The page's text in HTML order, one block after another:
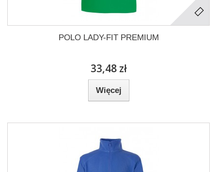
POLO LADY-FIT PREMIUM
33,48 zł
Więcej